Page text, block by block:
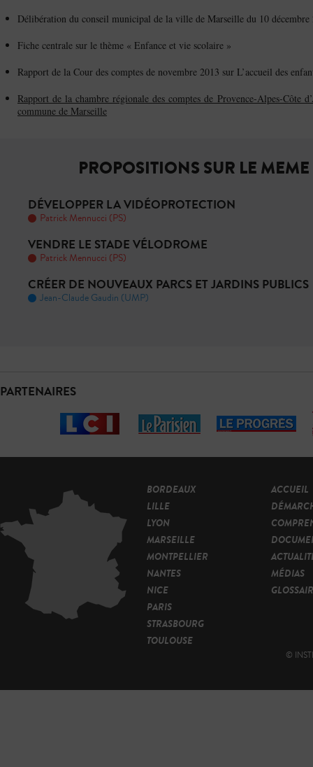
Délibération du conseil municipal de la ville de Marseille du 10 décembre
Fiche centrale sur le thème « Enfance et vie scolaire »
Rapport de la Cour des comptes de novembre 2013 sur L’accueil des
Rapport de la chambre régionale des comptes de Provence-Alpes-Côte
commune de Marseille
PROPOSITIONS SUR LE
DÉVELOPPER LA VIDÉOPROTECTION
Patrick Mennucci (PS)
VENDRE LE STADE VÉLODROME
Patrick Mennucci (PS)
CRÉER DE NOUVEAUX PARCS ET JARDINS PUBLICS
Jean-Claude Gaudin (UMP)
PARTENAIRES
BORDEAUX
LILLE
LYON
MARSEILLE
MONTPELLIER
NANTES
NICE
PARIS
STRASBOURG
TOULOUSE
ACCUEIL
MÉDIAS
©